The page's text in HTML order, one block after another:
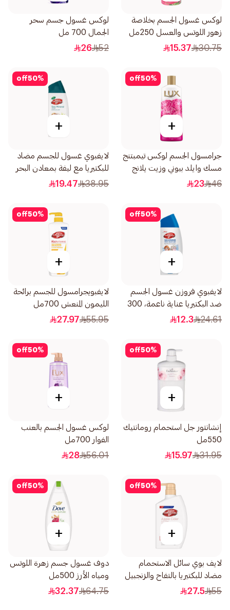
لوكس غسول الجسم بخلاصة
زهور اللوتس والعسل 250مل
30.75
15.37
لوكس غسول جسم سحر
الجمال 700 مل
52
26
50%
off
+
جرامسول الجسم لوكس تيمبتنج
مسك وايلد بيوني وزيت يلانج
يلانج 500مل
46
23
50%
off
+
لايفبوي غسول للجسم مضاد
للبكتيريا مع ليفة بمعادن البحر
300مل
38.95
19.47
50%
off
+
لايفبوي فروزن غسول الجسم
ضد البكتيريا عناية ناعمة، 300
مل
24.61
12.3
50%
off
+
لايفبويجرامسول للجسم برائحة
الليمون المنعش 700مل
55.95
27.97
50%
off
+
إنشانتور جل استحمام رومانتيك
550مل
31.95
15.97
50%
off
+
لوكس غسول الجسم بالعنب
الفوار 700مل
56.01
28
50%
off
+
لايف بوي سائل الاستحمام
مضاد للبكتيريا بالتفاح والزنجبيل
500مل
55
27.5
50%
off
+
دوف غسول جسم زهرة اللوتس
ومياه الأرز 500مل
64.75
32.37